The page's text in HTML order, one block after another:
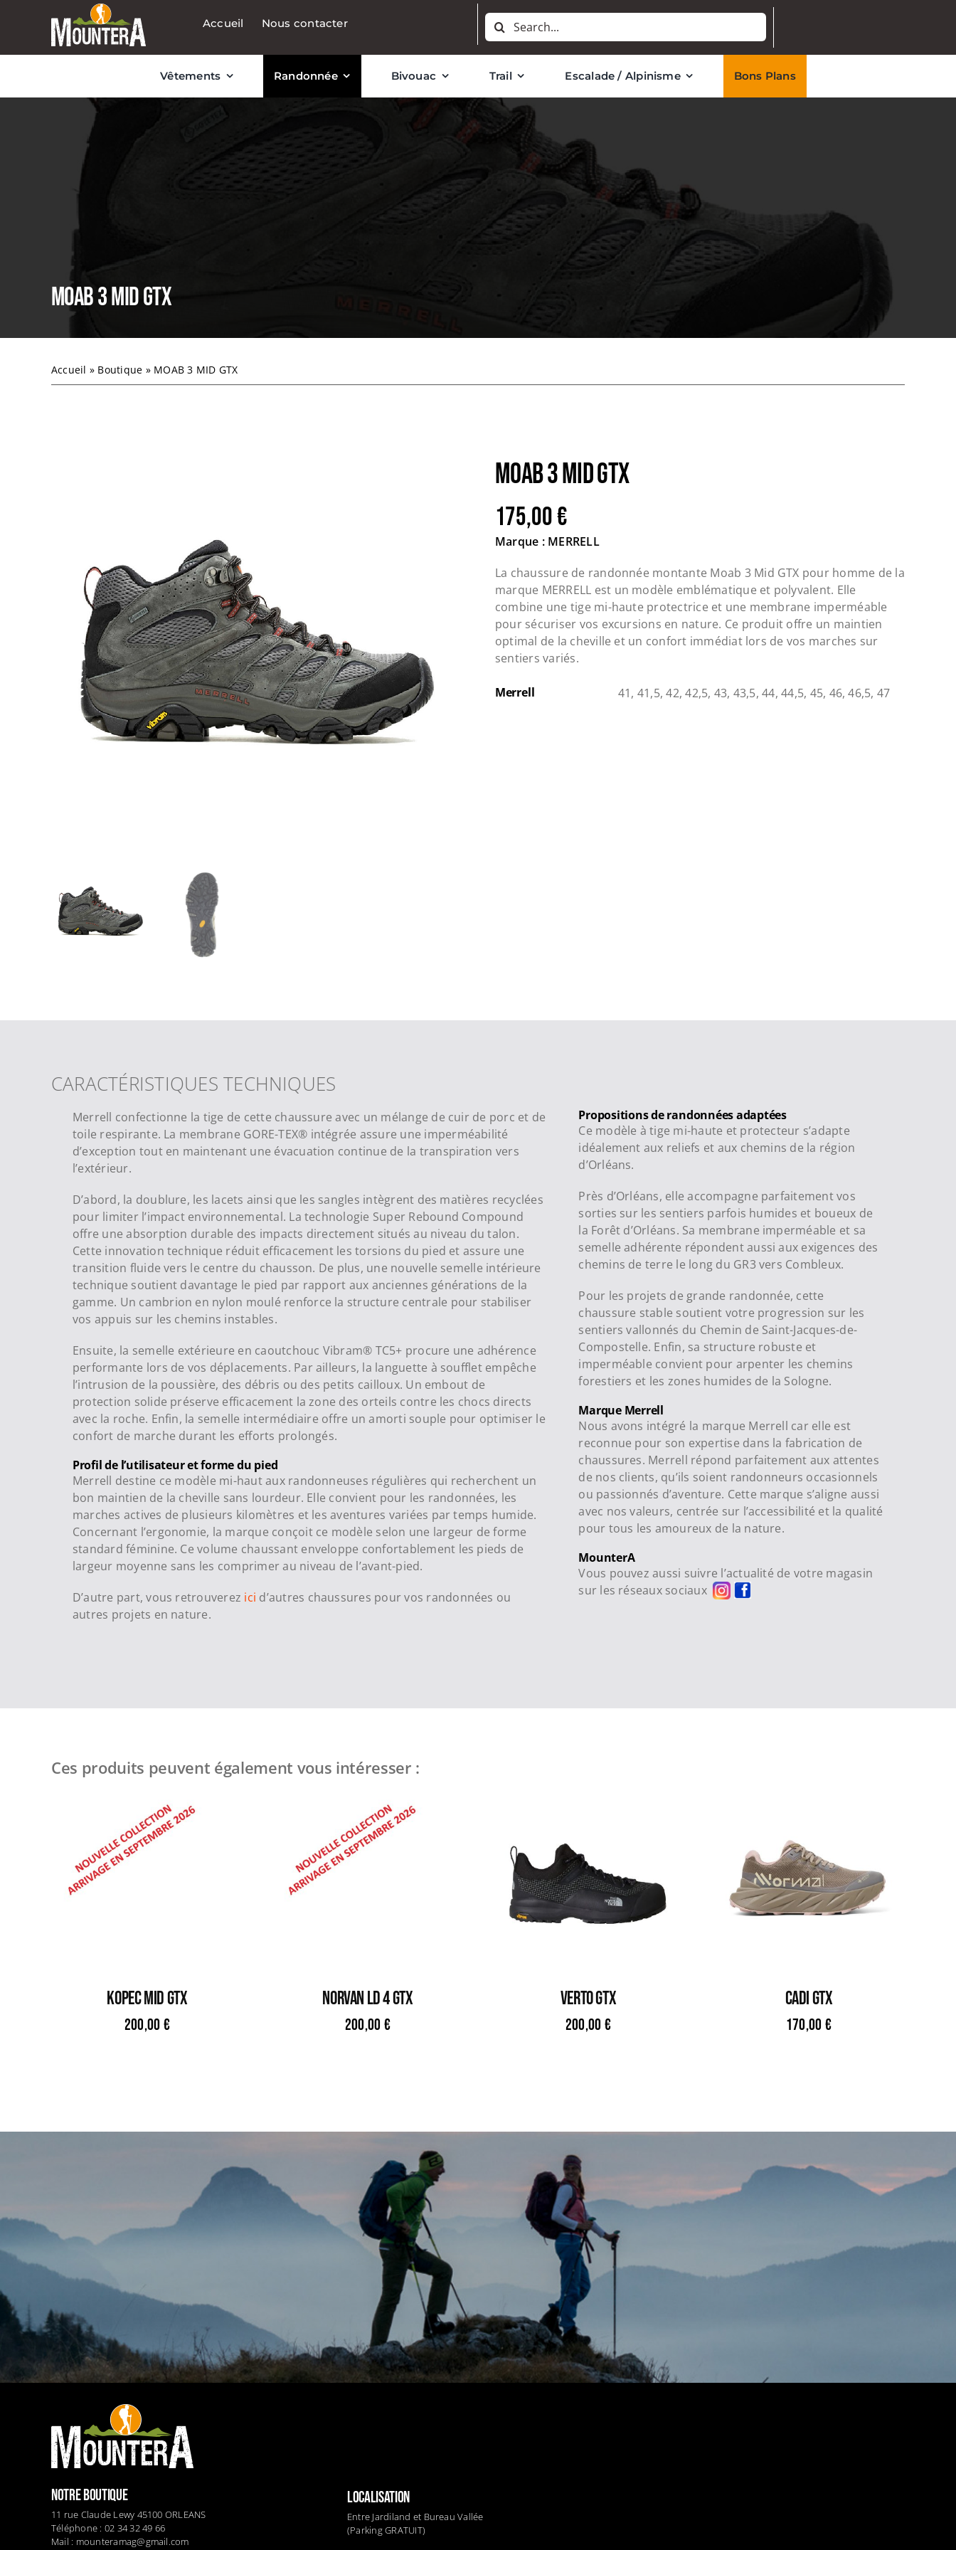
Accueil Nous contacter Rechercher:
Vêtements Randonnée Bivouac Trail Escalade / Alpinisme Bons Plans
MOAB 3 MID GTX
Accueil » Boutique » MOAB 3 MID GTX
MOAB 3 MID GTX
175,00€
Marque : MERRELL
La chaussure de randonnée montante Moab 3 Mid GTX pour homme de la
marque MERRELL est un modèle emblématique et polyvalent. Elle
combine une tige mi-haute protectrice et une membrane imperméable
pour sécuriser vos excursions en nature. Ce produit offre un maintien
optimal de la cheville et un confort immédiat lors de vos marches sur
sentiers variés.
Merrell 41, 41,5, 42, 42,5, 43, 43,5, 44, 44,5, 45, 46, 46,5, 47
CARACTÉRISTIQUES TECHNIQUES
Merrell confectionne la tige de cette chaussure avec un mélange de cuir de porc et de
toile respirante. La membrane GORE-TEX® intégrée assure une imperméabilité
d’exception tout en maintenant une évacuation continue de la transpiration vers
l’extérieur.
D’abord, la doublure, les lacets ainsi que les sangles intègrent des matières recyclées
pour limiter l’impact environnemental. La technologie Super Rebound Compound
offre une absorption durable des impacts directement situés au niveau du talon.
Cette innovation technique réduit efficacement les torsions du pied et assure une
transition fluide vers le centre du chausson. De plus, une nouvelle semelle intérieure
technique soutient davantage le pied par rapport aux anciennes générations de la
gamme. Un cambrion en nylon moulé renforce la structure centrale pour stabiliser
vos appuis sur les chemins instables.
Ensuite, la semelle extérieure en caoutchouc Vibram® TC5+ procure une adhérence
performante lors de vos déplacements. Par ailleurs, la languette à soufflet empêche
l’intrusion de la poussière, des débris ou des petits cailloux. Un embout de
protection solide préserve efficacement la zone des orteils contre les chocs directs
avec la roche. Enfin, la semelle intermédiaire offre un amorti souple pour optimiser le
confort de marche durant les efforts prolongés.
Profil de l’utilisateur et forme du pied
Merrell destine ce modèle mi-haut aux randonneuses régulières qui recherchent un
bon maintien de la cheville sans lourdeur. Elle convient pour les randonnées, les
marches actives de plusieurs kilomètres et les aventures variées par temps humide.
Concernant l’ergonomie, la marque conçoit ce modèle selon une largeur de forme
standard féminine. Ce volume chaussant enveloppe confortablement les pieds de
largeur moyenne sans les comprimer au niveau de l’avant-pied.
D’autre part, vous retrouverez ici d’autres chaussures pour vos randonnées ou
autres projets en nature.
Propositions de randonnées adaptées
Ce modèle à tige mi-haute et protecteur s’adapte
idéalement aux reliefs et aux chemins de la région
d’Orléans.
Près d’Orléans, elle accompagne parfaitement vos
sorties sur les sentiers parfois humides et boueux de
la Forêt d’Orléans. Sa membrane imperméable et sa
semelle adhérente répondent aussi aux exigences des
chemins de terre le long du GR3 vers Combleux.
Pour les projets de grande randonnée, cette
chaussure stable soutient votre progression sur les
sentiers vallonnés du Chemin de Saint-Jacques-de-
Compostelle. Enfin, sa structure robuste et
imperméable convient pour arpenter les chemins
forestiers et les zones humides de la Sologne.
Marque Merrell
Nous avons intégré la marque Merrell car elle est
reconnue pour son expertise dans la fabrication de
chaussures. Merrell répond parfaitement aux attentes
de nos clients, qu’ils soient randonneurs occasionnels
ou passionnés d’aventure. Cette marque s’aligne aussi
avec nos valeurs, centrée sur l’accessibilité et la qualité
pour tous les amoureux de la nature.
MounterA
Vous pouvez aussi suivre l’actualité de votre magasin
sur les réseaux sociaux
Ces produits peuvent également vous intéresser :
KOPEC MID GTX
200,00 €
NORVAN LD 4 GTX
200,00 €
VERTO GTX
200,00 €
CADI GTX
170,00 €
NOTRE BOUTIQUE
11 rue Claude Lewy 45100 ORLEANS
Téléphone : 02 34 32 49 66
Mail : mounteramag@gmail.com
LOCALISATION
Entre Jardiland et Bureau Vallée
(Parking GRATUIT)